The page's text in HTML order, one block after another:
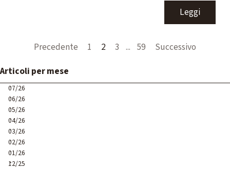
Leggi
Precedente Vai a pagina:
1 Pagina corrente:
2 Vai a pagina:
3 ... Vai a pagina:
59
Successivo
Salta blocco Articoli per mese
Articoli per mese
07/26
06/26
05/26
04/26
03/26
02/26
01/26
12/25